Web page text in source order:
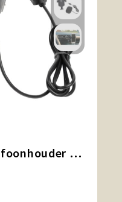
CHARGE N GO - Telefoonhouder CHARGE n GO